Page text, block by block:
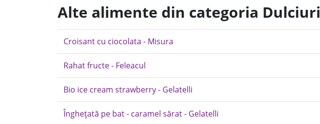
Alte alimente din categoria Dulciuri
Croisant cu ciocolata - Misura
Rahat fructe - Feleacul
Bio ice cream strawberry - Gelatelli
Înghețată pe bat - caramel sărat - Gelatelli